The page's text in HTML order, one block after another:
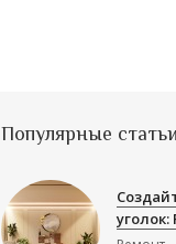
Популярные